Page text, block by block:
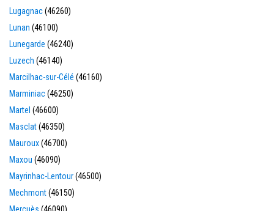
Lugagnac(46260)
Lunan (46100)
Lunegarde (46240)
Luzech (46140)
Marcilhac-sur-Célé (46160)
Marminiac(46250)
Martel (46600)
Masclat(46350)
Mauroux(46700)
Maxou (46090)
Mayrinhac-Lentour(46500)
Mechmont(46150)